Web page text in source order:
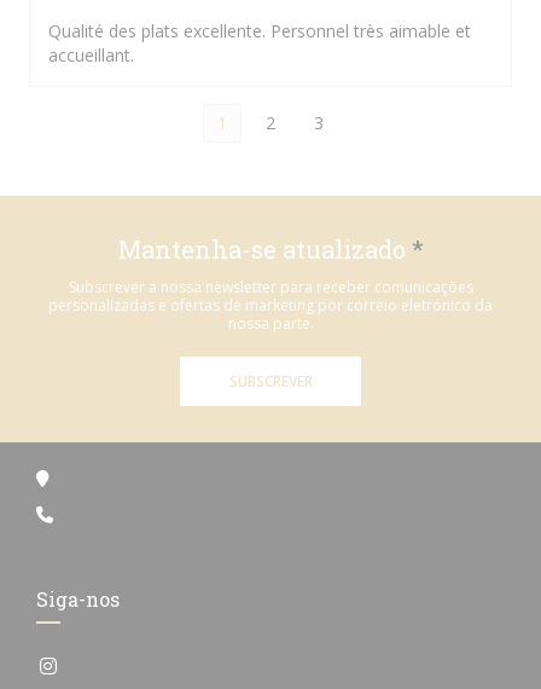
Qualité des plats excellente. Personnel très aimable et
accueillant.
1 2 3
Mantenha-se atualizado *
Subscrever a nossa newsletter para receber comunicações
personalizadas e ofertas de marketing por correio eletrónico da
nossa parte.
SUBSCREVER
Siga-nos
Instagram ((abre numa nova janela))